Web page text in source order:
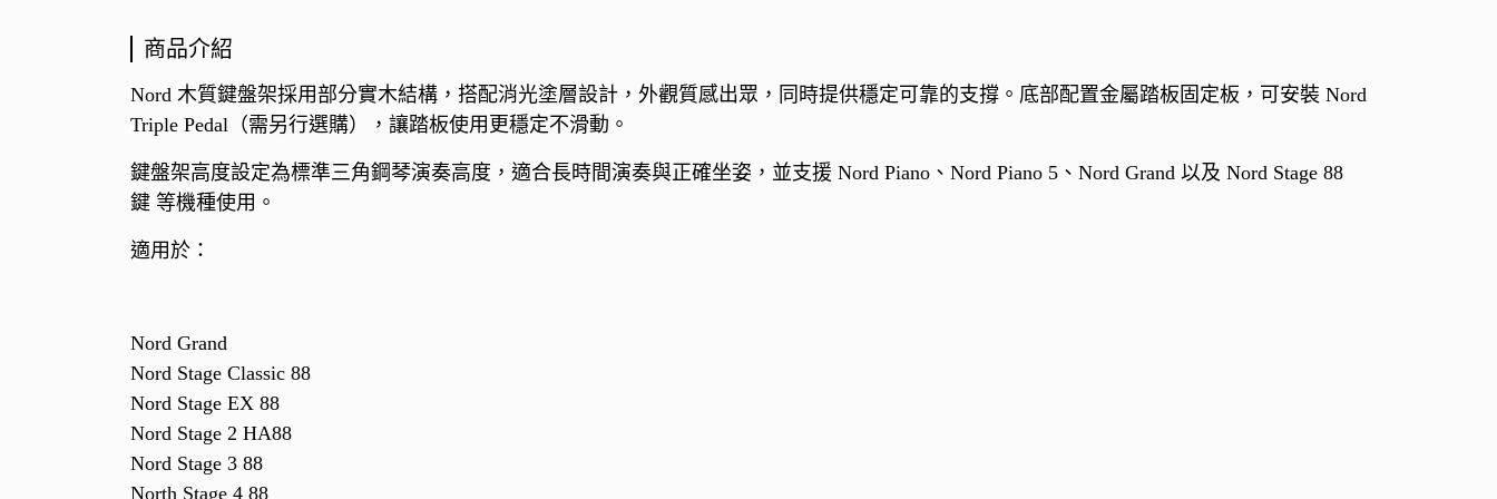
商品介紹
Nord 木質鍵盤架採用部分實木結構，搭配消光塗層設計，外觀質感出眾，同時提供穩定可靠的支撐。底部配置金屬踏板固定板，可安裝 Nord
Triple Pedal（需另行選購），讓踏板使用更穩定不滑動。
鍵盤架高度設定為標準三角鋼琴演奏高度，適合長時間演奏與正確坐姿，並支援 Nord Piano、Nord Piano 5、Nord Grand 以及 Nord Stage 88
鍵 等機種使用。
適用於：
Nord Grand
Nord Stage Classic 88
Nord Stage EX 88
Nord Stage 2 HA88
Nord Stage 3 88
North Stage 4 88